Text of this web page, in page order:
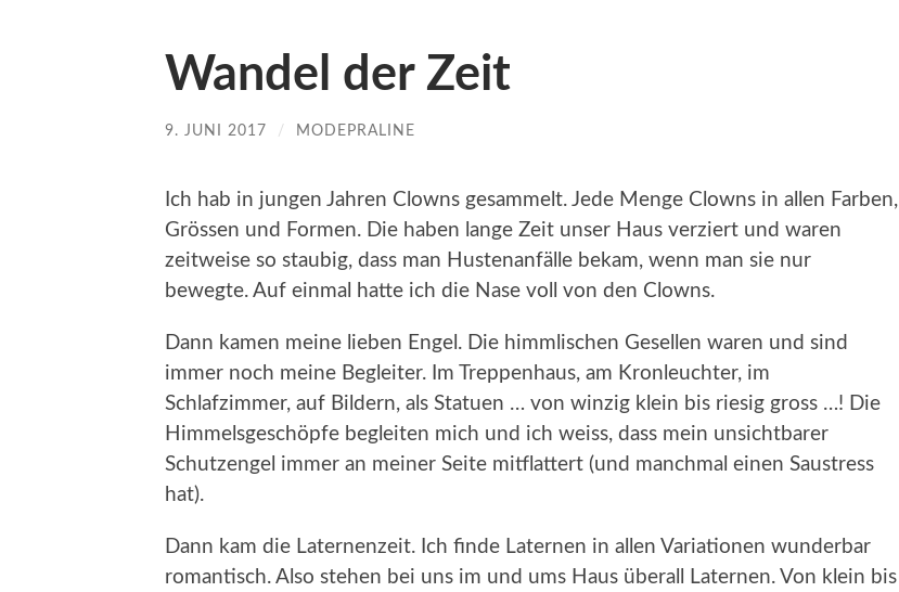
Wandel der Zeit
9. JUNI 2017 / MODEPRALINE
Ich hab in jungen Jahren Clowns gesammelt. Jede Menge Clowns in allen Farben,
Grössen und Formen. Die haben lange Zeit unser Haus verziert und waren
zeitweise so staubig, dass man Hustenanfälle bekam, wenn man sie nur
bewegte. Auf einmal hatte ich die Nase voll von den Clowns.
Dann kamen meine lieben Engel. Die himmlischen Gesellen waren und sind
immer noch meine Begleiter. Im Treppenhaus, am Kronleuchter, im
Schlafzimmer, auf Bildern, als Statuen … von winzig klein bis riesig gross …! Die
Himmelsgeschöpfe begleiten mich und ich weiss, dass mein unsichtbarer
Schutzengel immer an meiner Seite mitflattert (und manchmal einen Saustress
hat).
Dann kam die Laternenzeit. Ich finde Laternen in allen Variationen wunderbar
romantisch. Also stehen bei uns im und ums Haus überall Laternen. Von klein bis